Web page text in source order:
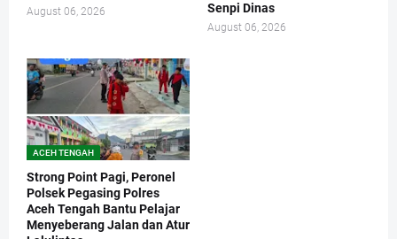
August 06, 2026
Senpi Dinas
August 06, 2026
ACEH TENGAH
Strong Point Pagi, Peronel
Polsek Pegasing Polres
Aceh Tengah Bantu Pelajar
Menyeberang Jalan dan Atur